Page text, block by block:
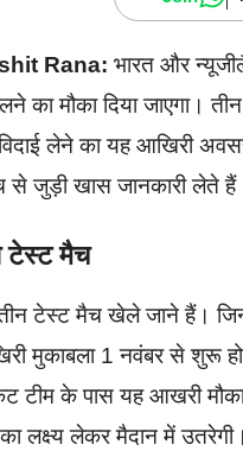
Rana: भारत और
का मौका दिया जाएगा।
लेने का यह आखिरी
से जुड़ी खास जानकारी लेते
टेस्ट मैच
टेस्ट मैच खेले जाने हैं।
मुकाबला 1 नवंबर से शुरू
टीम के पास यह आखरी
लक्ष्य लेकर मैदान में उतरेगी।